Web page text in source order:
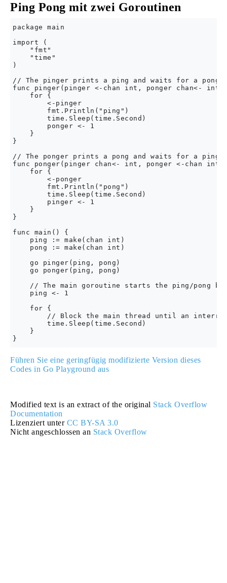
Ping Pong mit zwei Goroutinen
package main
import (
    "fmt"
    "time"
)
// The pinger prints a ping and waits for a pong
func pinger(pinger <-chan int, ponger chan<-
    for {
        <-pinger
        fmt.Println("ping")
        time.Sleep(time.Second)
        ponger <- 1
    }
}
// The ponger prints a pong and waits for a ping
func ponger(pinger chan<- int, ponger <-chan
    for {
        <-ponger
        fmt.Println("pong")
        time.Sleep(time.Second)
        pinger <- 1
    }
}
func main() {
    ping := make(chan int)
    pong := make(chan int)
    go pinger(ping, pong)
    go ponger(ping, pong)
// The main goroutine starts the ping/pong
    ping <- 1
    for {
// Block the main thread until an
        time.Sleep(time.Second)
    }
Führen Sie eine geringfügig modifizierte Version dieses
Codes in Go Playground aus
Modified text is an extract of the original Stack Overflow
Documentation
Lizenziert unter CC BY-SA 3.0
Nicht angeschlossen an Stack Overflow